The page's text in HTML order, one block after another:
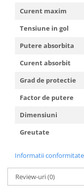
SANDWICH MAKER
Storcatoare de fructe
Curent maxim
Tensiune in gol
Putere absorbita
Curent absorbit
Grad de protectie
Factor de putere
Dimensiuni
Greutate
Informatii
Review-uri(0)